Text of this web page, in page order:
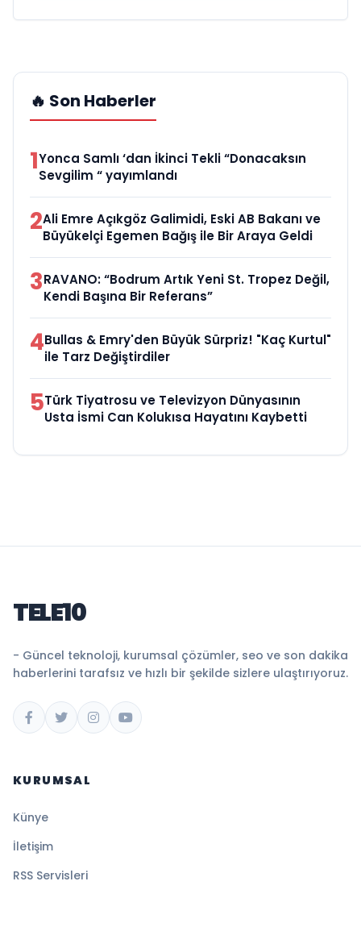
🔥 Son Haberler
1Yonca Samlı ‘dan İkinci Tekli “Donacaksın
Sevgilim “ yayımlandı
2Ali Emre Açıkgöz Galimidi, Eski AB Bakanı ve
Büyükelçi Egemen Bağış ile Bir Araya Geldi
3RAVANO: “Bodrum Artık Yeni St. Tropez Değil,
Kendi Başına Bir Referans”
4Bullas & Emry'den Büyük Sürpriz! "Kaç Kurtul"
ile Tarz Değiştirdiler
5Türk Tiyatrosu ve Televizyon Dünyasının
Usta İsmi Can Kolukısa Hayatını Kaybetti
TELE10
- Güncel teknoloji, kurumsal çözümler, seo ve son dakika
haberlerini tarafsız ve hızlı bir şekilde sizlere ulaştırıyoruz.
KURUMSAL
Künye
İletişim
RSS Servisleri